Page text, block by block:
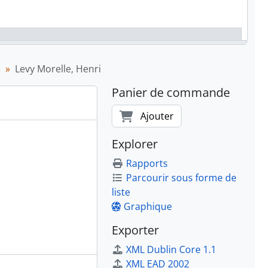
Levy Morelle, Henri
Panier de commande
Ajouter
Explorer
Rapports
Parcourir sous forme de
liste
Graphique
Exporter
XML Dublin Core 1.1
XML EAD 2002